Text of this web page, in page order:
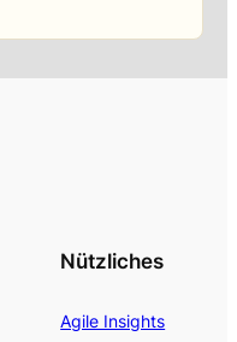
Nützliches
Agile Insights